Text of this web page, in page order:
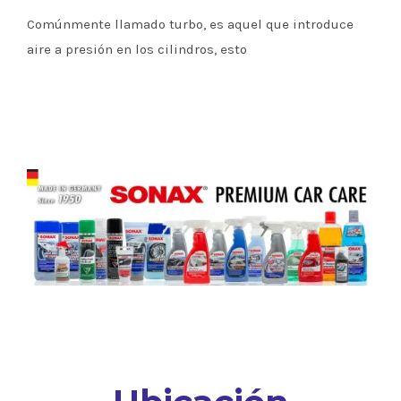
Comúnmente llamado turbo, es aquel que introduce
aire a presión en los cilindros, esto